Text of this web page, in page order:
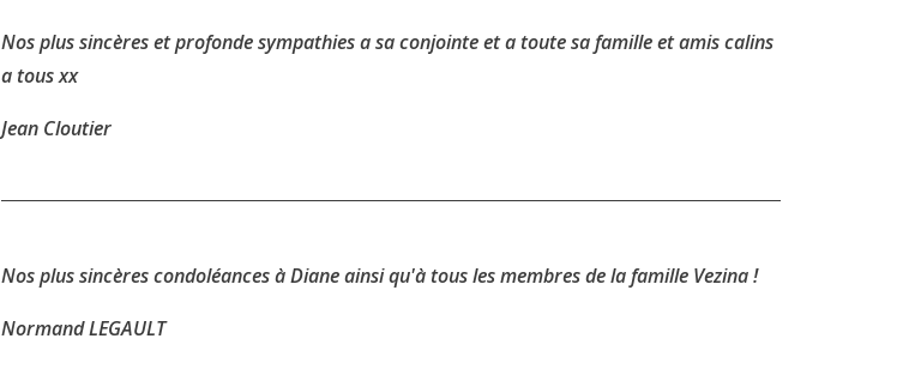
Nos plus sincères et profonde sympathies a sa conjointe et a toute sa famille et amis calins
a tous xx
Jean Cloutier
Nos plus sincères condoléances à Diane ainsi qu'à tous les membres de la famille Vezina !
Normand LEGAULT